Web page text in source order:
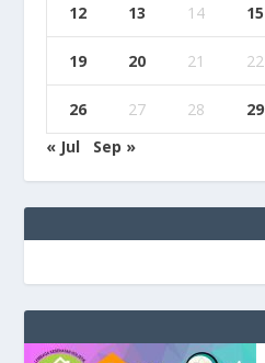
12 13 14 15
19 20 21 22
26 27 28 29
« Jul
Sep »
b